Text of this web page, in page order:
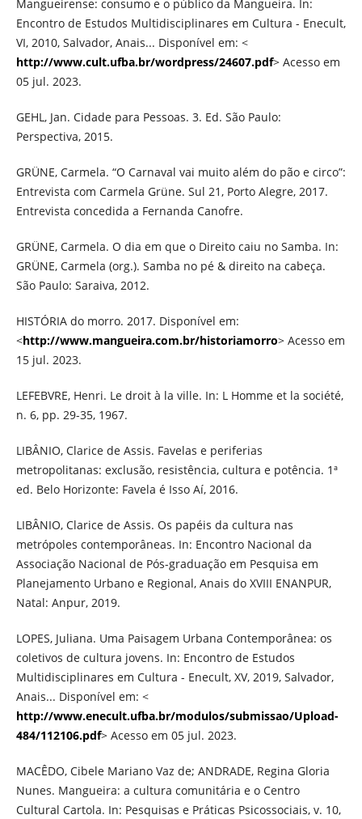
Mangueirense: consumo e o público da Mangueira. In:
Encontro de Estudos Multidisciplinares em Cultura - Enecult,
VI, 2010, Salvador, Anais... Disponível em: <
http://www.cult.ufba.br/wordpress/24607.pdf> Acesso em
05 jul. 2023.
GEHL, Jan. Cidade para Pessoas. 3. Ed. São Paulo:
Perspectiva, 2015.
GRÜNE, Carmela. “O Carnaval vai muito além do pão e circo”:
Entrevista com Carmela Grüne. Sul 21, Porto Alegre, 2017.
Entrevista concedida a Fernanda Canofre.
GRÜNE, Carmela. O dia em que o Direito caiu no Samba. In:
GRÜNE, Carmela (org.). Samba no pé & direito na cabeça.
São Paulo: Saraiva, 2012.
HISTÓRIA do morro. 2017. Disponível em:
<http://www.mangueira.com.br/historiamorro> Acesso em
15 jul. 2023.
LEFEBVRE, Henri. Le droit à la ville. In: L Homme et la société,
n. 6, pp. 29-35, 1967.
LIBÂNIO, Clarice de Assis. Favelas e periferias
metropolitanas: exclusão, resistência, cultura e potência. 1ª
ed. Belo Horizonte: Favela é Isso Aí, 2016.
LIBÂNIO, Clarice de Assis. Os papéis da cultura nas
metrópoles contemporâneas. In: Encontro Nacional da
Associação Nacional de Pós-graduação em Pesquisa em
Planejamento Urbano e Regional, Anais do XVIII ENANPUR,
Natal: Anpur, 2019.
LOPES, Juliana. Uma Paisagem Urbana Contemporânea: os
coletivos de cultura jovens. In: Encontro de Estudos
Multidisciplinares em Cultura - Enecult, XV, 2019, Salvador,
Anais... Disponível em: <
http://www.enecult.ufba.br/modulos/submissao/Upload-
484/112106.pdf> Acesso em 05 jul. 2023.
MACÊDO, Cibele Mariano Vaz de; ANDRADE, Regina Gloria
Nunes. Mangueira: a cultura comunitária e o Centro
Cultural Cartola. In: Pesquisas e Práticas Psicossociais, v. 10,